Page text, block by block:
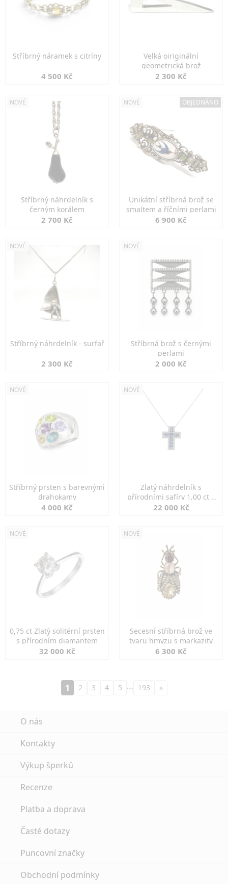
Stříbrný náramek s citríny
4 500 Kč
Velká oiriginální
geometrická brož
2 300 Kč
NOVÉ
Stříbrný náhrdelník s
černým korálem
2 700 Kč
NOVÉ OBJEDNÁNO
Unikátní stříbrná brož se
smaltem a říčními perlami
6 900 Kč
NOVÉ
Stříbrný náhrdelník - surfař
2 300 Kč
NOVÉ
Stříbrná brož s černými
perlami
2 000 Kč
NOVÉ
Stříbrný prsten s barevnými
drahokamy
4 000 Kč
NOVÉ
Zlatý náhrdelník s
přírodními safíry 1,00 ct a
diamanty
22 000 Kč
NOVÉ
0,75 ct Zlatý solitérní prsten
s přírodním diamantem
32 000 Kč
NOVÉ
Secesní stříbrná brož ve
tvaru hmyzu s markazity
6 300 Kč
1 2 3 4 5 … 193 »
O nás
Kontakty
Výkup šperků
Recenze
Platba a doprava
Časté dotazy
Puncovní značky
Obchodní podmínky